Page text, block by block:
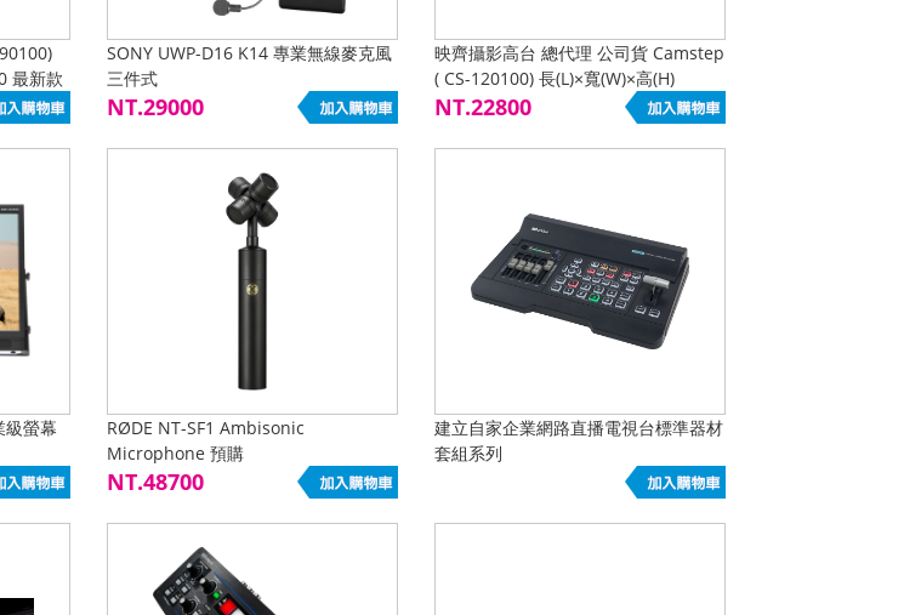
最新款
SONY UWP-D16 K14 專業無線麥克風
三件式
NT.29000
映齊攝影高台 總代理 公司貨 Camstep
( CS-120100) 長(L)×寬(W)×高(H)
120×120×100 最新款全高100CM
NT.22800
螢幕
RØDE NT-SF1 Ambisonic
Microphone 預購
NT.48700
建立自家企業網路直播電視台標準器材
套組系列